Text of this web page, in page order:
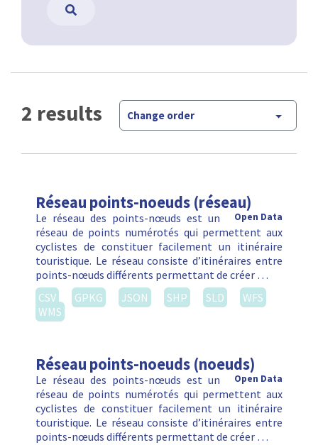
2 results Change order
Réseau points-noeuds (réseau)
Open Data
Le réseau des points-nœuds est un
réseau de points numérotés qui permettent aux
cyclistes de constituer facilement un itinéraire
touristique. Le réseau consiste d’itinéraires entre
points-nœuds différents permettant de créer …
CSV
GPKG JSON SHP SLD
WFS
WMS
Réseau points-noeuds (noeuds)
Open Data
Le réseau des points-nœuds est un
réseau de points numérotés qui permettent aux
cyclistes de constituer facilement un itinéraire
touristique. Le réseau consiste d’itinéraires entre
points-nœuds différents permettant de créer …